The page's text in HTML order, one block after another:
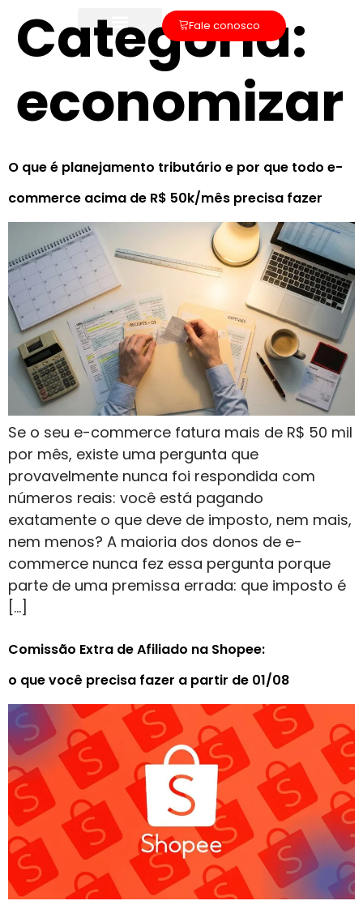
Fale conosco
Categoria:
economizar
O que é planejamento tributário e por que todo e-
commerce acima de R$ 50k/mês precisa fazer
Se o seu e-commerce fatura mais de R$ 50 mil
por mês, existe uma pergunta que
provavelmente nunca foi respondida com
números reais: você está pagando
exatamente o que deve de imposto, nem mais,
nem menos? A maioria dos donos de e-
commerce nunca fez essa pergunta porque
parte de uma premissa errada: que imposto é
[…]
Comissão Extra de Afiliado na Shopee:
o que você precisa fazer a partir de 01/08